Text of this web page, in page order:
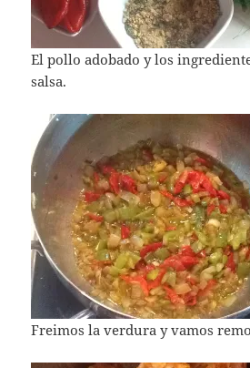
El pollo adobado y los
salsa.
Freimos la verdura y vamos